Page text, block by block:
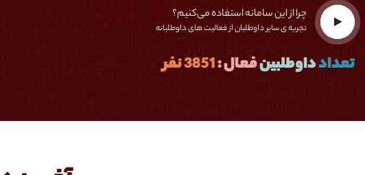
چرا از این سامانه استفاده می‌کنیم؟
تجربه ی سایر داوطلبان از فعالیت های داوطلبانه
تعدادداوطلبینفعال :3851 نفر